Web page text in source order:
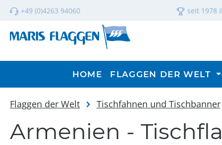
Hauptinhalt springen
Zur Suche springen
Zur Hauptnavigation springen
+49 (0)4263 94060 seit 1978
HOME FLAGGEN DER WELT
Flaggen der Welt Tischfahnen und Tischbanner
Armenien -